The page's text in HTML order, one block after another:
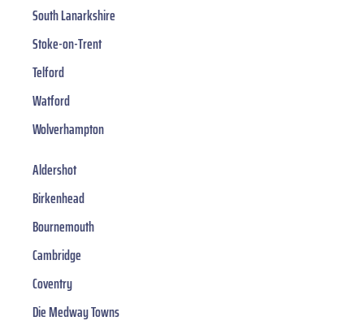
South Lanarkshire
Stoke-on-Trent
Telford
Watford
Wolverhampton
Aldershot
Birkenhead
Bournemouth
Cambridge
Coventry
Die Medway Towns